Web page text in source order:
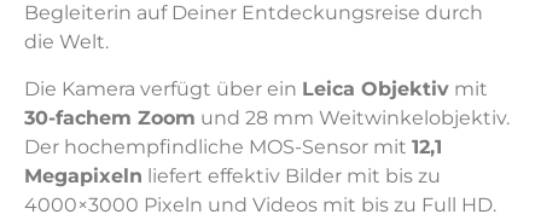
Begleiterin auf Deiner Entdeckungsreise durch
die Welt.
Die Kamera verfügt über ein Leica Objektiv mit
30-fachem Zoom und 28 mm Weitwinkelobjektiv.
Der hochempfindliche MOS-Sensor mit 12,1
Megapixeln liefert effektiv Bilder mit bis zu
4000×3000 Pixeln und Videos mit bis zu Full HD.